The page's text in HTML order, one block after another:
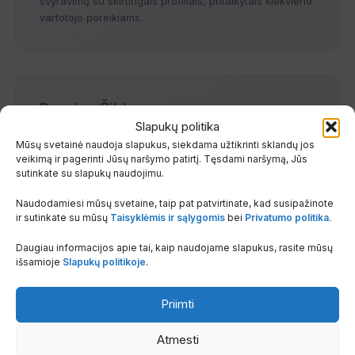
Slapukų politika
Mūsų svetainė naudoja slapukus, siekdama užtikrinti sklandų jos
veikimą ir pagerinti Jūsų naršymo patirtį. Tęsdami naršymą, Jūs
sutinkate su slapukų naudojimu.
Naudodamiesi mūsų svetaine, taip pat patvirtinate, kad susipažinote
ir sutinkate su mūsų Taisyklėmis ir sąlygomis bei Privatumo politika.
Daugiau informacijos apie tai, kaip naudojame slapukus, rasite mūsų
išsamioje Slapukų politikoje.
Priimti
Atmesti
vartotojo poreikiams.
Baseinų Šildymas
Suteikia galimybę valdyti ir palaikyti baseino vandens
temperatūrą, užtikrinant komfortą visą sezoną.
Saulės Kolektorių Integracija
Funkcija leidžia valdyti kaupiklio saulės šiluminės
funkcijas, skirtą karšto buitinio vandens ruošimui,
maksimaliai išnaudojant atsinaujinančius energijos